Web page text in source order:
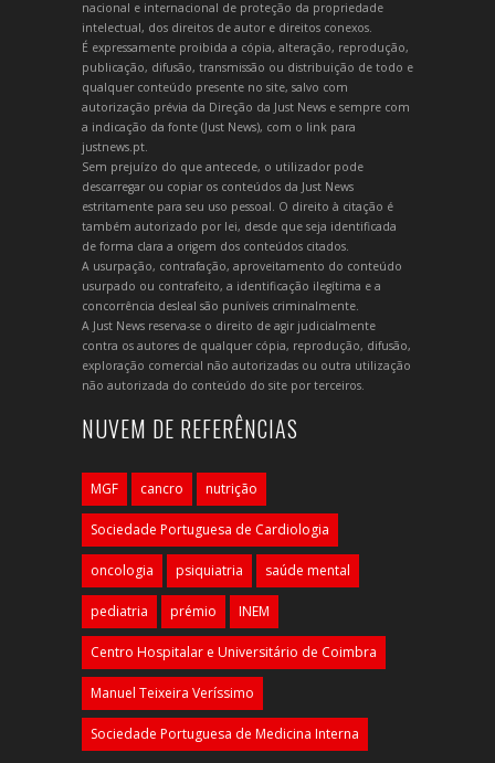
nacional e internacional de proteção da propriedade
intelectual, dos direitos de autor e direitos conexos.
É expressamente proibida a cópia, alteração, reprodução,
publicação, difusão, transmissão ou distribuição de todo e
qualquer conteúdo presente no site, salvo com
autorização prévia da Direção da Just News e sempre com
a indicação da fonte (Just News), com o link para
justnews.pt.
Sem prejuízo do que antecede, o utilizador pode
descarregar ou copiar os conteúdos da Just News
estritamente para seu uso pessoal. O direito à citação é
também autorizado por lei, desde que seja identificada
de forma clara a origem dos conteúdos citados.
A usurpação, contrafação, aproveitamento do conteúdo
usurpado ou contrafeito, a identificação ilegítima e a
concorrência desleal são puníveis criminalmente.
A Just News reserva-se o direito de agir judicialmente
contra os autores de qualquer cópia, reprodução, difusão,
exploração comercial não autorizadas ou outra utilização
não autorizada do conteúdo do site por terceiros.
NUVEM DE REFERÊNCIAS
MGF cancro nutrição
Sociedade Portuguesa de Cardiologia
oncologia psiquiatria saúde mental
pediatria prémio INEM
Centro Hospitalar e Universitário de Coimbra
Manuel Teixeira Veríssimo
Sociedade Portuguesa de Medicina Interna